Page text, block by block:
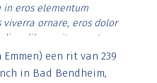
in eros elementum
viverra ornare, eros dolor
libero vitae erat.
cursus id rutrum lorem
tristique posuere.
een rit van 239
in Bad Bendheim,